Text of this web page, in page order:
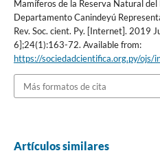
Mamíferos de la Reserva Natural
Departamento Canindeyú
Rev. Soc. cient. Py. [Internet]. 2019
6];24(1):163-72. Available from:
https://sociedadcientifica.org.py/
Más formatos de cita
Artículos similares